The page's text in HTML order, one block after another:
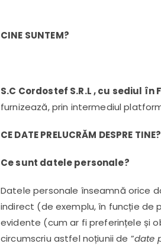
CINE SUNTEM?
S.C Cordostef S.R.L , cu sediul în
furnizează, prin intermediul
CE DATE PRELUCRĂM DESPRE TINE?
Ce sunt datele personale?
Datele personale înseamnă orice
indirect (de exemplu, în funcție de
evidente (cum ar fi preferințele și
circumscriu astfel noțiunii de ”date